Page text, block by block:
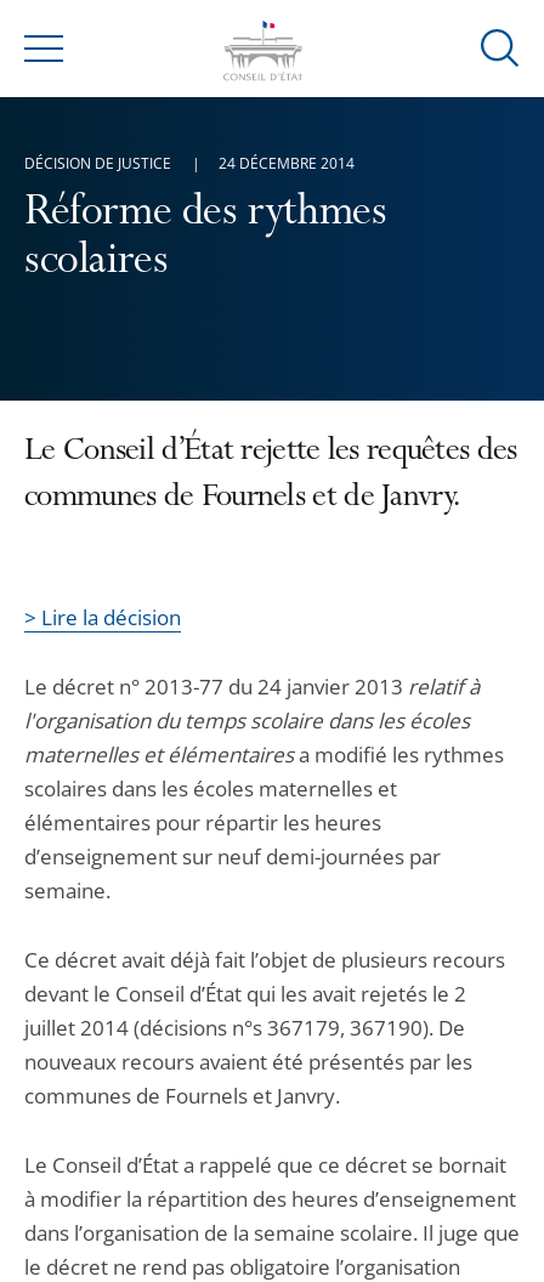
Menu
Ouvrir
Réforme des rythmes
scolaires
DÉCISION DE JUSTICE 24 DÉCEMBRE 2014
Le Conseil d’État rejette les requêtes des
communes de Fournels et de Janvry.
> Lire la décision
Le décret n° 2013-77 du 24 janvier 2013 relatif à
l'organisation du temps scolaire dans les écoles
maternelles et élémentairesa modifié les rythmes
scolaires dans les écoles maternelles et
élémentaires pour répartir les heures
d’enseignement sur neuf demi-journées par
semaine.
Ce décret avait déjà fait l’objet de plusieurs recours
devant le Conseil d’État qui les avait rejetés le 2
juillet 2014 (décisions n°s 367179, 367190). De
nouveaux recours avaient été présentés par les
communes de Fournels et Janvry.
Le Conseil d’État a rappelé que ce décret se bornait
à modifier la répartition des heures d’enseignement
dans l’organisation de la semaine scolaire. Il juge que
le décret ne rend pas obligatoire l’organisation